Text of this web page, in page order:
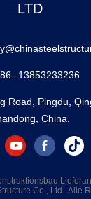
LTD
86--13853233236
Road, Pingdu,
China.
Co., Ltd . Alle